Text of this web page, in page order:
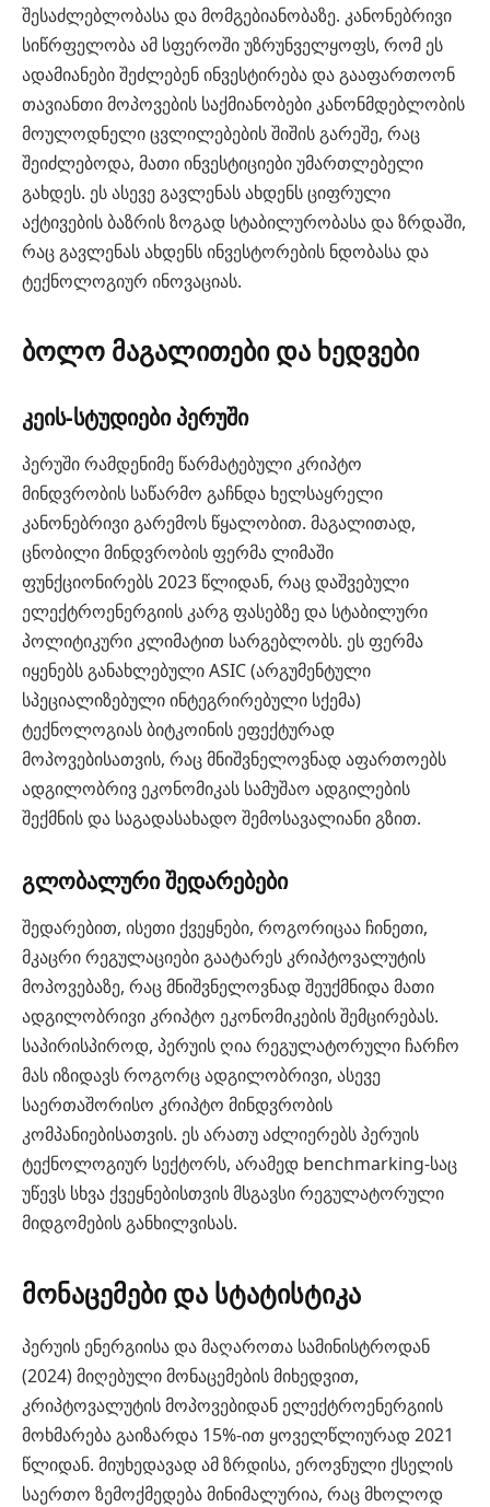
შესაძლებლობასა და მომგებიანობაზე. კანონებრივი
სიწრფელობა ამ სფეროში უზრუნველყოფს, რომ ეს
ადამიანები შეძლებენ ინვესტირება და გააფართოონ
თავიანთი მოპოვების საქმიანობები კანონმდებლობის
მოულოდნელი ცვლილებების შიშის გარეშე, რაც
შეიძლებოდა, მათი ინვესტიციები უმართლებელი
გახდეს. ეს ასევე გავლენას ახდენს ციფრული
აქტივების ბაზრის ზოგად სტაბილურობასა და ზრდაში,
რაც გავლენას ახდენს ინვესტორების ნდობასა და
ტექნოლოგიურ ინოვაციას.
ბოლო მაგალითები და ხედვები
კეის-სტუდიები პერუში
პერუში რამდენიმე წარმატებული კრიპტო
მინდვრობის საწარმო გაჩნდა ხელსაყრელი
კანონებრივი გარემოს წყალობით. მაგალითად,
ცნობილი მინდვრობის ფერმა ლიმაში
ფუნქციონირებს 2023 წლიდან, რაც დაშვებული
ელექტროენერგიის კარგ ფასებზე და სტაბილური
პოლიტიკური კლიმატით სარგებლობს. ეს ფერმა
იყენებს განახლებული ASIC (არგუმენტული
სპეციალიზებული ინტეგრირებული სქემა)
ტექნოლოგიას ბიტკოინის ეფექტურად
მოპოვებისათვის, რაც მნიშვნელოვნად აფართოებს
ადგილობრივ ეკონომიკას სამუშაო ადგილების
შექმნის და საგადასახადო შემოსავალიანი გზით.
გლობალური შედარებები
შედარებით, ისეთი ქვეყნები, როგორიცაა ჩინეთი,
მკაცრი რეგულაციები გაატარეს კრიპტოვალუტის
მოპოვებაზე, რაც მნიშვნელოვნად შეუქმნიდა მათი
ადგილობრივი კრიპტო ეკონომიკების შემცირებას.
საპირისპიროდ, პერუის ღია რეგულატორული ჩარჩო
მას იზიდავს როგორც ადგილობრივი, ასევე
საერთაშორისო კრიპტო მინდვრობის
კომპანიებისათვის. ეს არათუ აძლიერებს პერუის
ტექნოლოგიურ სექტორს, არამედ benchmarking-საც
უწევს სხვა ქვეყნებისთვის მსგავსი რეგულატორული
მიდგომების განხილვისას.
მონაცემები და სტატისტიკა
პერუის ენერგიისა და მაღაროთა სამინისტროდან
(2024) მიღებული მონაცემების მიხედვით,
კრიპტოვალუტის მოპოვებიდან ელექტროენერგიის
მოხმარება გაიზარდა 15%-ით ყოველწლიურად 2021
წლიდან. მიუხედავად ამ ზრდისა, ეროვნული ქსელის
საერთო ზემოქმედება მინიმალურია, რაც მხოლოდ